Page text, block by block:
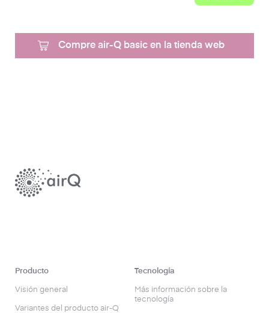
Compre air-Q basic en la tienda web
Producto
Visión general
Variantes del producto air-Q
Tecnología
Más información sobre la
tecnología